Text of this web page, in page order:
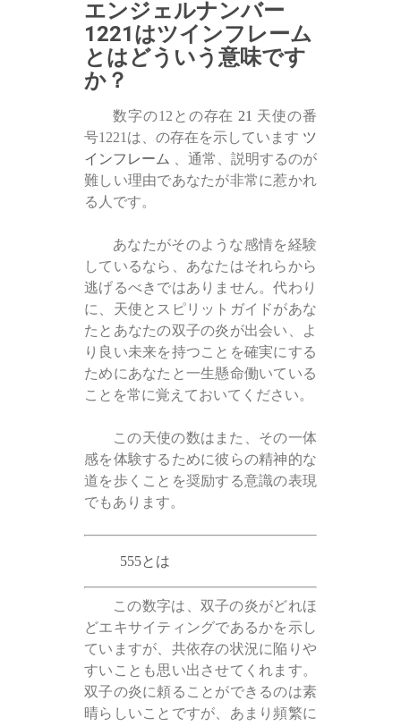
エンジェルナンバー
1221はツインフレーム
とはどういう意味です
か？
数字の12との存在 21 天使の番
号1221は、の存在を示しています ツ
インフレーム
、通常、説明するのが
難しい理由であなたが非常に惹かれ
る人です。
あなたがそのような感情を経験
しているなら、あなたはそれらから
逃げるべきではありません。代わり
に、天使とスピリットガイドがあな
たとあなたの双子の炎が出会い、よ
り良い未来を持つことを確実にする
ためにあなたと一生懸命働いている
ことを常に覚えておいてください。
この天使の数はまた、その一体
感を体験するために彼らの精神的な
道を歩くことを奨励する意識の表現
でもあります。
555とは
この数字は、双子の炎がどれほ
どエキサイティングであるかを示し
ていますが、共依存の状況に陥りや
すいことも思い出させてくれます。
双子の炎に頼ることができるのは素
晴らしいことですが、あまり頻繁に